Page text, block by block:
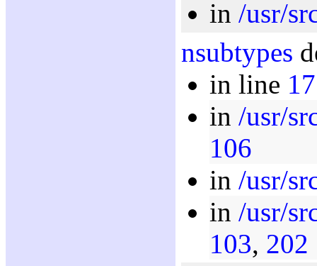
in /usr/
nsubtypes
in line
in /usr/
106
in /usr/
in /usr/
103, 202